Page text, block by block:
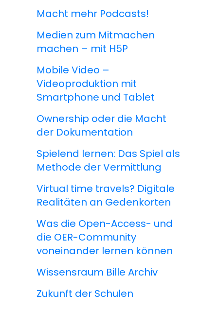
Macht mehr Podcasts!
Medien zum Mitmachen
machen – mit H5P
Mobile Video –
Videoproduktion mit
Smartphone und Tablet
Ownership oder die Macht
der Dokumentation
Spielend lernen: Das Spiel als
Methode der Vermittlung
Virtual time travels? Digitale
Realitäten an Gedenkorten
Was die Open-Access- und
die OER-Community
voneinander lernen können
Wissensraum Bille Archiv
Zukunft der Schulen